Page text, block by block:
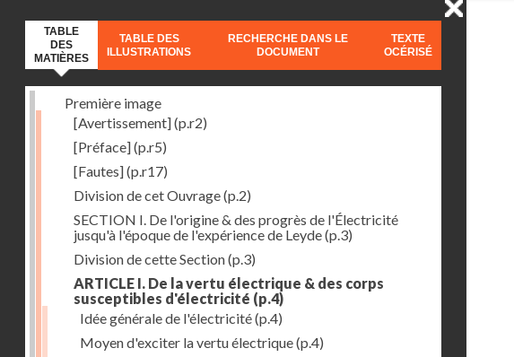
TABLE
DES
MATIÈRES
TABLE DES
ILLUSTRATIONS
RECHERCHE DANS LE
DOCUMENT
TEXTE
OCÉRISÉ
Première image
[Avertissement](p.r2)
[Préface](p.r5)
[Fautes](p.r17)
Division de cet Ouvrage(p.2)
SECTION I. De l'origine & des progrès de l'Électricité
jusqu'à l'époque de l'expérience de Leyde(p.3)
Division de cette Section(p.3)
ARTICLE I. De la vertu électrique & des corps
susceptibles d'électricité (p.4)
Idée générale de l'électricité(p.4)
Moyen d'exciter la vertu électrique(p.4)